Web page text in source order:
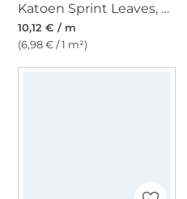
Katoen Sprint Leaves, oudroze
10,12 € / m
(6,98 € / 1 m²)